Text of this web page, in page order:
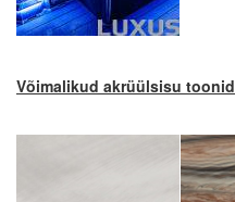
Võimalikud akrüülsisu toonid